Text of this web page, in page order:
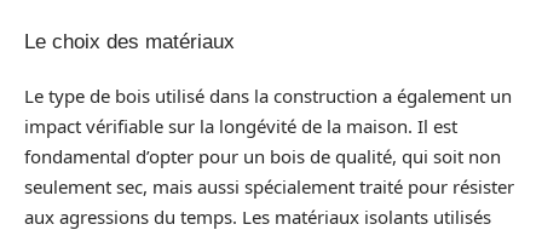
Le choix des matériaux
Le type de bois utilisé dans la construction a également un
impact vérifiable sur la longévité de la maison. Il est
fondamental d’opter pour un bois de qualité, qui soit non
seulement sec, mais aussi spécialement traité pour résister
aux agressions du temps. Les matériaux isolants utilisés